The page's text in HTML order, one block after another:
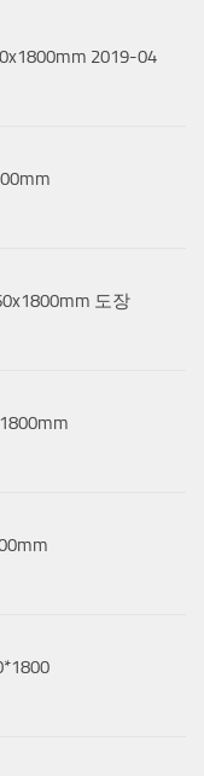
2019-04
도장